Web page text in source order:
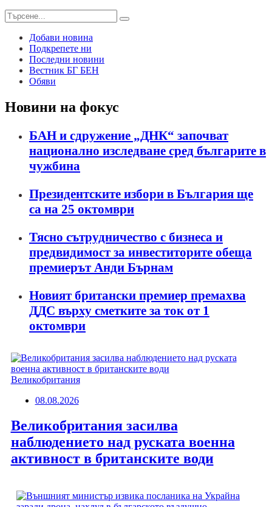
Добави новина
Подкрепете ни
Последни новини
Вестник БГ БЕН
Обяви
Новини на фокус
БАН и сдружение „ДНК“ започват
национално изследване сред българите в
чужбина
Президентските избори в България ще
са на 25 октомври
Тясно сътрудничество с бизнеса и
предвидимост за инвеститорите обеща
премиерът Анди Бърнам
Новият британски премиер премахва
ДДС върху сметките за ток от 1
октомври
Великобритания
08.08.2026
Великобритания засилва
наблюдението над руската военна
активност в британските води